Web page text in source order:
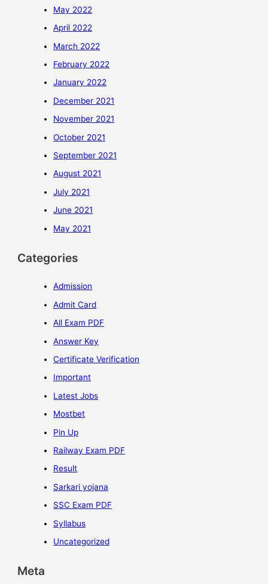
May 2022
April 2022
March 2022
February 2022
January 2022
December 2021
November 2021
October 2021
September 2021
August 2021
July 2021
June 2021
May 2021
Categories
Admission
Admit Card
All Exam PDF
Answer Key
Certificate Verification
Important
Latest Jobs
Mostbet
Pin Up
Railway Exam PDF
Result
Sarkari yojana
SSC Exam PDF
Syllabus
Uncategorized
Meta